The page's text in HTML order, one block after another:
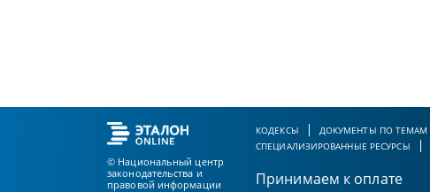
© Национальный центр
законодательства и
правовой информации
КОДЕКСЫ ДОКУМЕНТЫ ПО ТЕМАМ
СПЕЦИАЛИЗИРОВАННЫЕ РЕСУРСЫ
Принимаем к оплате